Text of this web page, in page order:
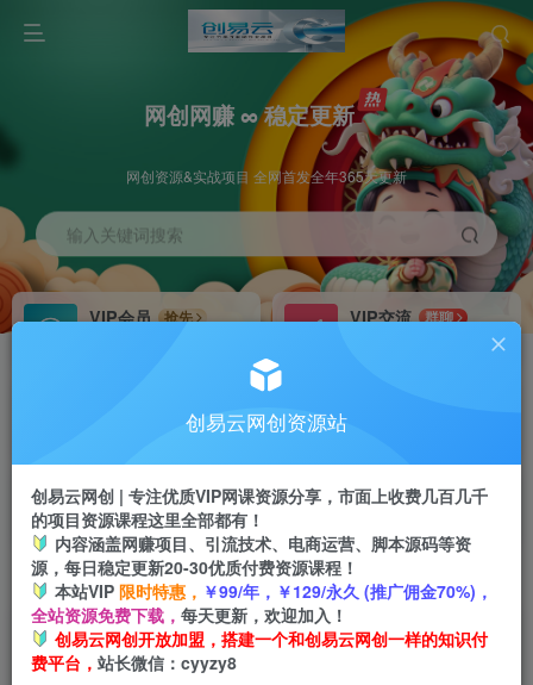
网创网赚 ∞ 稳定更新
网创资源&实战项目 全网首发全年365天更新
输入关键词搜索
VIP会员
抢先
VIP交流
群聊
研究探讨更多创业项目路子。
会员专属推广链接
挂机 项目
脚本卡密
APP下载
GO
首页 创业课程 会员免费 正文
抖音千万粉丝博主的影视解说精选独家教学，干货
满满，掌握影视解说盈利密码(更新)
创易云网创资源站
创易云网创 | 专注优质VIP网课资源分享，市面上收费几百几千
的项目资源课程这里全部都有！
内容涵盖网赚项目、引流技术、电商运营、脚本源码等资
源，每日稳定更新20-30优质付费资源课程！
本站VIP 限时特惠， ￥99/年，￥129/永久 (推广佣金70%)，
全站资源免费下载， 每天更新，欢迎加入！
创易云网创开放加盟，搭建一个和创易云网创一样的知识付
费平台， 站长微信：cyyzy8